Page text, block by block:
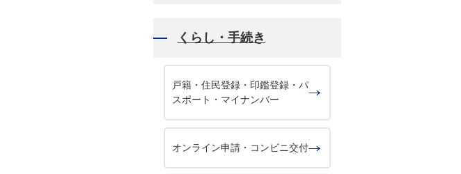
くらし・手続き
戸籍・住民登録・印鑑登録・パ
スポート・マイナンバー
オンライン申請・コンビニ交付